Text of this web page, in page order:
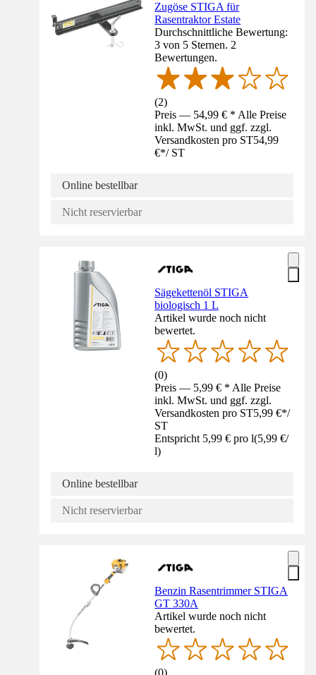
Zugöse STIGA für
Rasentraktor Estate
Durchschnittliche Bewertung:
3 von 5 Sternen. 2
Bewertungen.
(2)
Preis — 54,99 € * Alle Preise
inkl. MwSt. und ggf. zzgl.
Versandkosten pro ST54,99
€*/ ST
Online bestellbar
Nicht reservierbar
Sägekettenöl STIGA
biologisch 1 L
Artikel wurde noch nicht
bewertet.
(0)
Preis — 5,99 € * Alle Preise
inkl. MwSt. und ggf. zzgl.
Versandkosten pro ST5,99 €*/
ST
Entspricht 5,99 € pro l(5,99 €/
l)
Online bestellbar
Nicht reservierbar
Benzin Rasentrimmer STIGA
GT 330A
Artikel wurde noch nicht
bewertet.